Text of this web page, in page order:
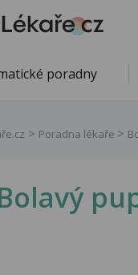
poradny
Poradna lékaře